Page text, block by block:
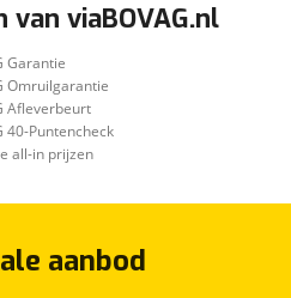
van viaBOVAG.nl
Garantie
Omruilgarantie
Afleverbeurt
40-Puntencheck
all-in prijzen
aanbod